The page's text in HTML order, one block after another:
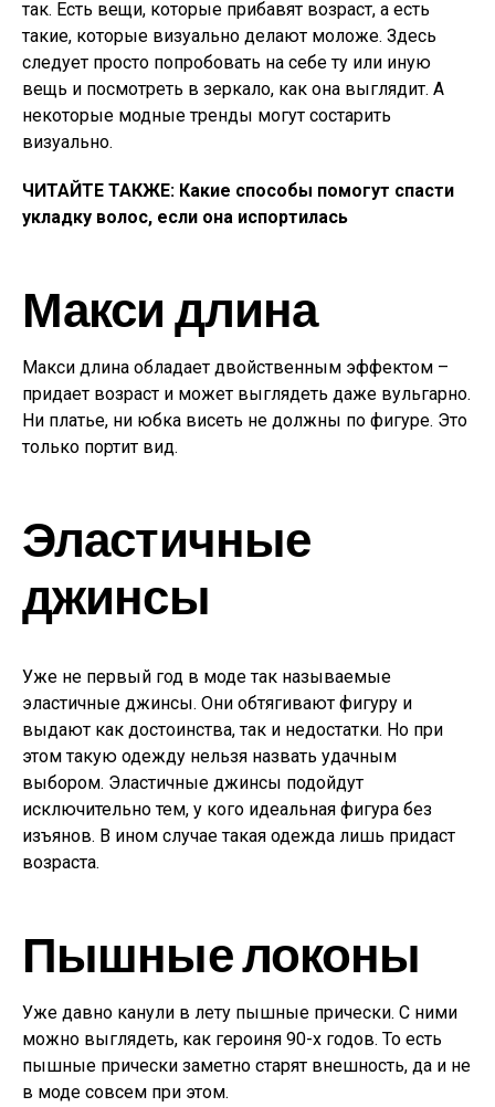
так. Есть вещи, которые прибавят возраст, а есть
такие, которые визуально делают моложе. Здесь
следует просто попробовать на себе ту или иную
вещь и посмотреть в зеркало, как она выглядит. А
некоторые модные тренды могут состарить
визуально.
ЧИТАЙТЕ ТАКЖЕ: Какие способы помогут спасти
укладку волос, если она испортилась
Макси длина
Макси длина обладает двойственным эффектом –
придает возраст и может выглядеть даже вульгарно.
Ни платье, ни юбка висеть не должны по фигуре. Это
только портит вид.
Эластичные
джинсы
Уже не первый год в моде так называемые
эластичные джинсы. Они обтягивают фигуру и
выдают как достоинства, так и недостатки. Но при
этом такую одежду нельзя назвать удачным
выбором. Эластичные джинсы подойдут
исключительно тем, у кого идеальная фигура без
изъянов. В ином случае такая одежда лишь придаст
возраста.
Пышные локоны
Уже давно канули в лету пышные прически. С ними
можно выглядеть, как героиня 90-х годов. То есть
пышные прически заметно старят внешность, да и не
в моде совсем при этом.